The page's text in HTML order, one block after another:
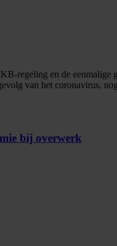
regeling en de
van het coronavirus,
bij overwerk